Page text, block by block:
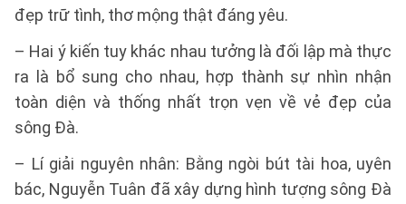
đẹp trữ tình, thơ mộng thật đáng yêu.
– Hai ý kiến tuy khác nhau tưởng là đối lập mà thực
ra là bổ sung cho nhau, hợp thành sự nhìn nhận
toàn diện và thống nhất trọn vẹn về vẻ đẹp của
sông Đà.
– Lí giải nguyên nhân: Bằng ngòi bút tài hoa, uyên
bác, Nguyễn Tuân đã xây dựng hình tượng sông Đà